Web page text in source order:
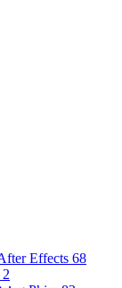
Effects 68
2